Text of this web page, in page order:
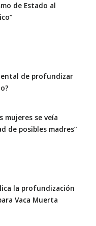
de Estado al
de profundizar
mujeres se veía
de posibles madres”
la profundización
Vaca Muerta